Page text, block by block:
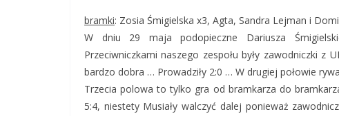
bramki: Zosia Śmigielska x3, Agta, Sandra Lejman i
W dniu 29 maja podopieczne Dariusza
Przeciwniczkami naszego zespołu były zawodniczki z
bardzo dobra … Prowadziły 2:0 … W drugiej połowie
Trzecia polowa to tylko gra od bramkarza do
5:4, niestety Musiały walczyć dalej ponieważ